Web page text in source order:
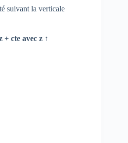
suivant la verticale
+ cte avec z ↑